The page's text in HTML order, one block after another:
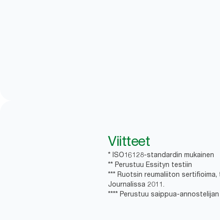
Viitteet
* ISO16128-standardin mukainen
** Perustuu Essityn testiin
*** Ruotsin reumaliiton
Journalissa 2011.
**** Perustuu saippua-